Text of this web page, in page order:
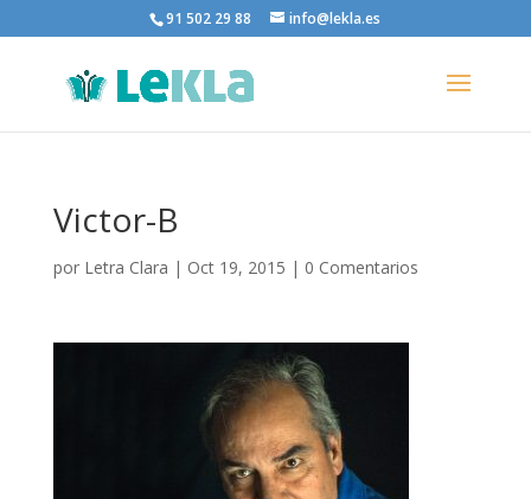
91 502 29 88 info@lekla.es
Victor-B
por Letra Clara | Oct 19, 2015 | 0 Comentarios